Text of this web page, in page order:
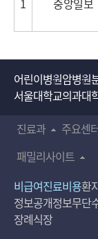
1 중앙일보
어린이병원암병원
서울대학교의과대
진료과
주요센
패밀리사이트
비급여진료비용환
정보공개정보무단
장례식장